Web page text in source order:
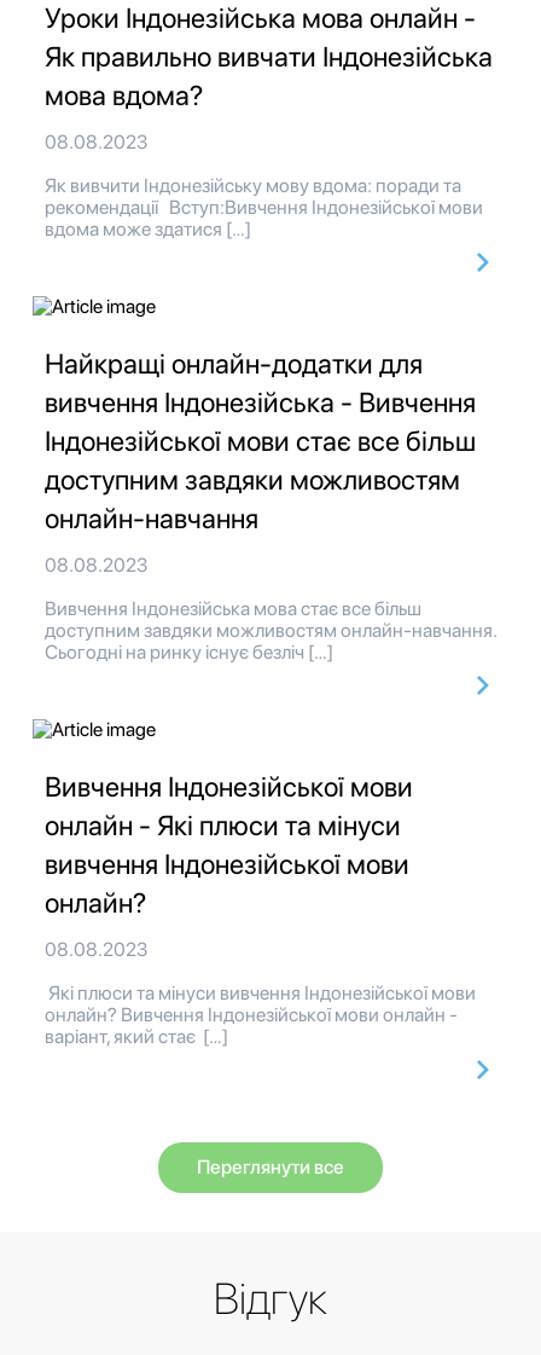
Уроки Індонезійська мова онлайн -
Як правильно вивчати Індонезійська
мова вдома?
08.08.2023
Як вивчити Індонезійську мову вдома: поради та
рекомендації Вступ:Вивчення Індонезійської мови
вдома може здатися […]
Найкращі онлайн-додатки для
вивчення Індонезійська - Вивчення
Індонезійської мови стає все більш
доступним завдяки можливостям
онлайн-навчання
08.08.2023
Вивчення Індонезійська мова стає все більш
доступним завдяки можливостям онлайн-навчання.
Сьогодні на ринку існує безліч […]
Вивчення Індонезійської мови
онлайн - Які плюси та мінуси
вивчення Індонезійської мови
онлайн?
08.08.2023
Які плюси та мінуси вивчення Індонезійської мови
онлайн? Вивчення Індонезійської мови онлайн -
варіант, який стає […]
Переглянути все
Відгук